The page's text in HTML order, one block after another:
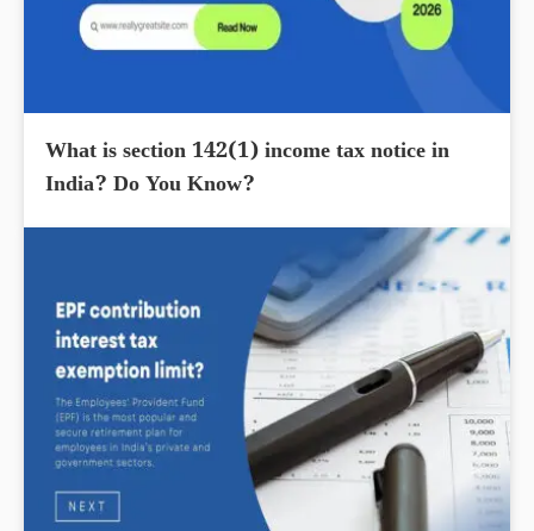
What is section 142(1) income tax notice in
India? Do You Know?